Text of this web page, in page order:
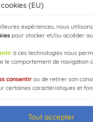
cookies (EU)
expériences, nous
pour stocker et/ou accéder
à ces technologies nous
le comportement de navigation
consentirou de retirer son
certaines caractéristiques et
Tout accepter